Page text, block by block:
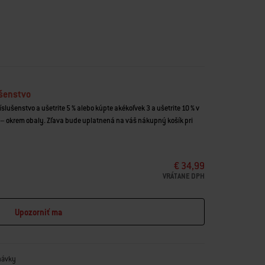
a chráni povrchy pred poškriabaním
a ušetrite 5 % alebo kúpte akékoľvek 3 a ušetrite 10 % v
okrem obaly. Zľava bude uplatnená na váš nákupný košík pri
€ 34,99
VRÁTANE DPH
Upozorniť ma